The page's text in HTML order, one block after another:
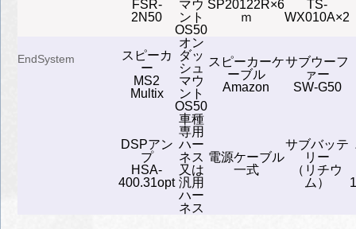
FSR-
2N50
マウ
ント
OS50
SP20122R×6
ｍ
TS-
WX010A×2
EndSystem
スピーカ
ー
MS2
Multix
オン
ダッ
シュ
マウ
ント
OS50
スピーカーケ
ーブル
Amazon
サブウーフ
ァー
SW-G50
DSPアン
プ
HSA-
400.31opt
車種
専用
ハー
ネス
又は
汎用
ハー
ネス
電源ケーブル
一式
サブバッテ
リー
（リチウ
ム）